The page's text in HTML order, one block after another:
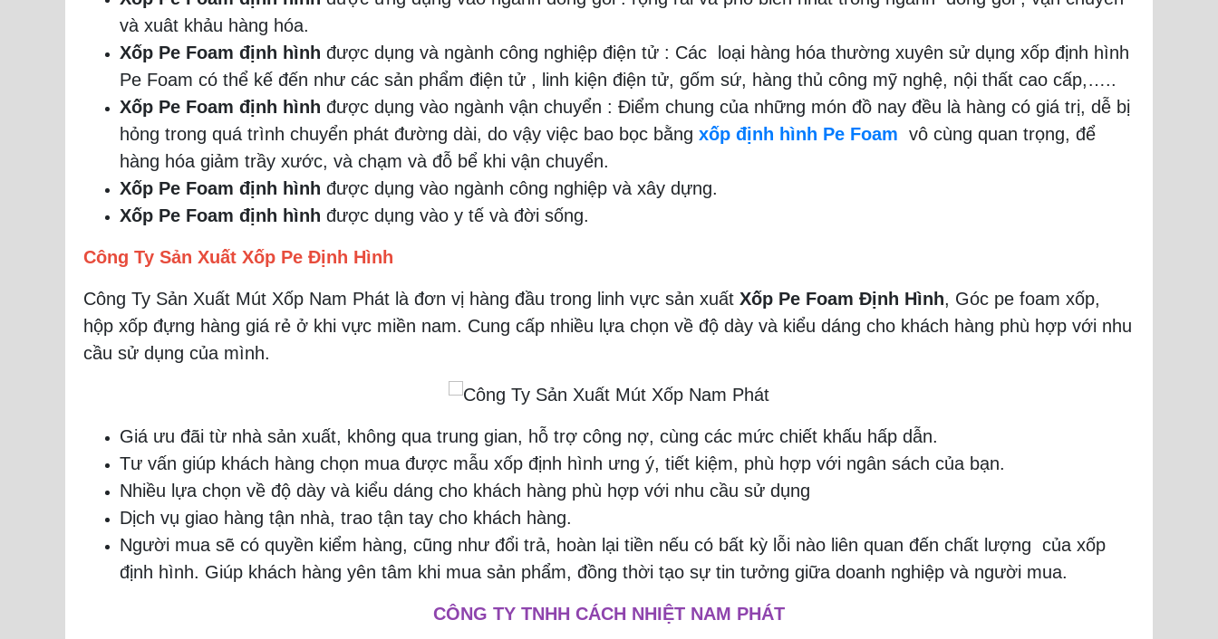
và xuât khảu hàng hóa.
Xốp Pe Foam định hình được dụng và ngành công nghiệp điện tử : Các loại hàng hóa thường xuyên sử dụng xốp định hình
Pe Foam có thể kế đến như các sản phẩm điện tử , linh kiện điện tử, gốm sứ, hàng thủ công mỹ nghệ, nội thất cao cấp,…..
Xốp Pe Foam định hình được dụng vào ngành vận chuyển : Điểm chung của những món đồ nay đều là hàng có giá trị, dễ bị
hỏng trong quá trình chuyển phát đường dài, do vậy việc bao bọc bằng xốp định hình Pe Foam vô cùng quan trọng, để
hàng hóa giảm trầy xước, và chạm và đỗ bể khi vận chuyển.
Xốp Pe Foam định hình được dụng vào ngành công nghiệp và xây dựng.
Xốp Pe Foam định hình được dụng vào y tế và đời sống.
Công Ty Sản Xuất Xốp Pe Định Hình
Công Ty Sản Xuất Mút Xốp Nam Phát là đơn vị hàng đầu trong linh vực sản xuất Xốp Pe Foam Định Hình, Góc pe foam xốp,
hộp xốp đựng hàng giá rẻ ở khi vực miền nam. Cung cấp nhiều lựa chọn về độ dày và kiểu dáng cho khách hàng phù hợp với nhu
cầu sử dụng của mình.
Giá ưu đãi từ nhà sản xuất, không qua trung gian, hỗ trợ công nợ, cùng các mức chiết khấu hấp dẫn.
Tư vấn giúp khách hàng chọn mua được mẫu xốp định hình ưng ý, tiết kiệm, phù hợp với ngân sách của bạn.
Nhiều lựa chọn về độ dày và kiểu dáng cho khách hàng phù hợp với nhu cầu sử dụng
Dịch vụ giao hàng tận nhà, trao tận tay cho khách hàng.
Người mua sẽ có quyền kiểm hàng, cũng như đổi trả, hoàn lại tiền nếu có bất kỳ lỗi nào liên quan đến chất lượng của xốp
định hình. Giúp khách hàng yên tâm khi mua sản phẩm, đồng thời tạo sự tin tưởng giữa doanh nghiệp và người mua.
CÔNG TY TNHH CÁCH NHIỆT NAM PHÁT